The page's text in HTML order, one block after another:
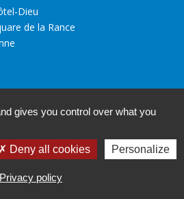
Dieu
de la Rance
gives you control over what you
Deny all cookies Personalize
Privacy policy